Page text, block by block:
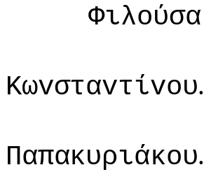
Φιλoύσα
Κωvσταvτίvoυ.
Παπακυριάκoυ.